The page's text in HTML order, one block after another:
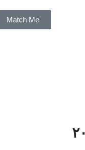
Match Me